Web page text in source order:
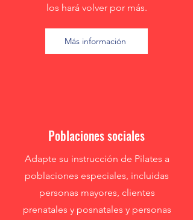
los hará volver por más.
Más información
Poblaciones sociales
Adapte su instrucción de Pilates a
poblaciones especiales, incluidas
personas mayores, clientes
prenatales y posnatales y personas